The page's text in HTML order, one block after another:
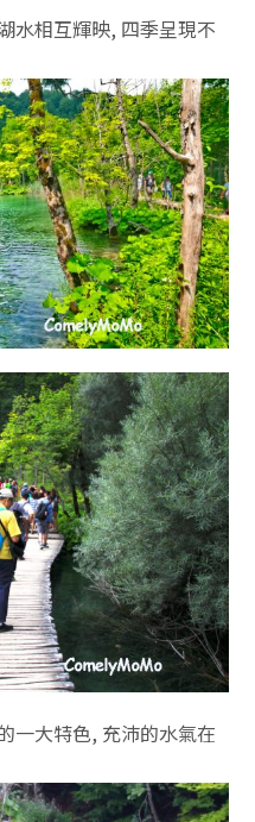
水相互輝映, 四季呈現不
一大特色, 充沛的水氣在